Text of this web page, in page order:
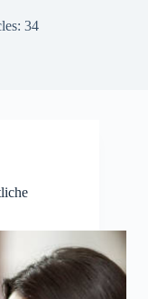
34